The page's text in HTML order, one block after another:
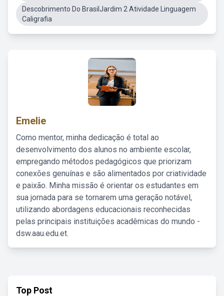
Descobrimento Do BrasilJardim 2 Atividade Linguagem
Caligrafia
Emelie
Como mentor, minha dedicação é total ao
desenvolvimento dos alunos no ambiente escolar,
empregando métodos pedagógicos que priorizam
conexões genuínas e são alimentados por criatividade
e paixão. Minha missão é orientar os estudantes em
sua jornada para se tornarem uma geração notável,
utilizando abordagens educacionais reconhecidas
pelas principais instituições acadêmicas do mundo -
dsw.aau.edu.et.
Top Post